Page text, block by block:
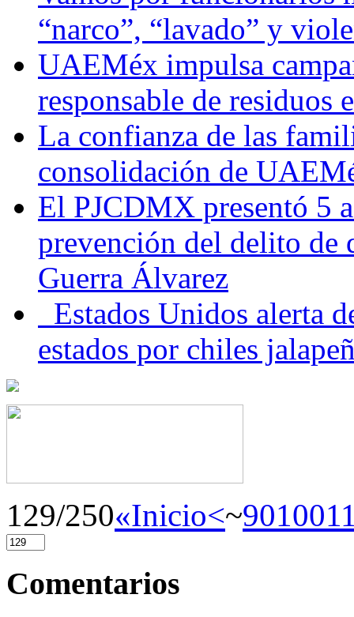
“narco”, “lavado” y
UAEMéx impulsa
responsable de residuos
La confianza de las
consolidación de
El PJCDMX presentó 5
prevención del delito de
Guerra Álvarez
Estados Unidos alerta
estados por chiles
129/250«Inicio<~90100
Comentarios